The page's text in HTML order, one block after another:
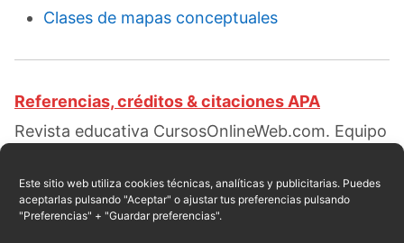
Este sitio web utiliza cookies técnicas, analíticas y publicitarias. Puedes
aceptarlas pulsando "Aceptar" o ajustar tus preferencias pulsando
"Preferencias" + "Guardar preferencias".
Clases de mapas conceptuales
Referencias, créditos & citaciones APA
Revista educativa CursosOnlineWeb.com. Equipo
mapas geográficos. Escrito por:Robert de León
Obtenido en fecha 08, 2026, desde el sitio web:
https://cursosonlineweb.com/mapas-